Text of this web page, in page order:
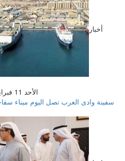
أخبار
الأحد 11 فبراير 2024 12:01 مساءً